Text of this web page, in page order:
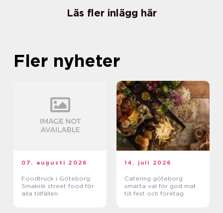
Läs fler inlägg här
Fler nyheter
07. augusti 2026
Foodtruck i Göteborg:
Smakrik street food för
alla tillfällen
14. juli 2026
Catering göteborg
smarta val för god mat
till fest och företag